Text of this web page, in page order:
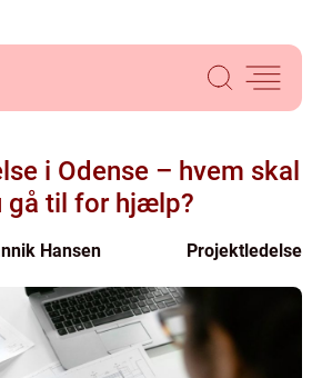
i Odense – hvem skal
gå til for hjælp?
Hansen Projektledelse